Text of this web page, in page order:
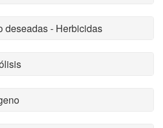
deseadas - Herbicidas